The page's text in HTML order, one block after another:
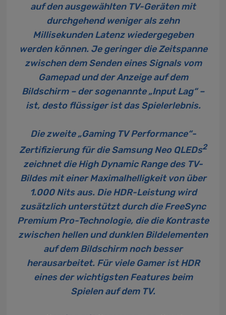
auf den ausgewählten TV-Geräten mit
durchgehend weniger als zehn
Millisekunden Latenz wiedergegeben
werden können. Je geringer die Zeit­spanne
zwischen dem Senden eines Signals vom
Gamepad und der Anzeige auf dem
Bildschirm – der sogenannte „Input Lag“ –
ist, desto flüssiger ist das Spielerlebnis.
Die zweite „Gaming TV Performance“-
Zertifizierung für die Samsung Neo QLEDs2
zeichnet die High Dynamic Range des TV-
Bildes mit einer Maximalhelligkeit von über
1.000 Nits aus. Die HDR-Leistung wird
zusätzlich unterstützt durch die FreeSync
Premium Pro-Technologie, die die Kontraste
zwischen hellen und dunklen Bildelementen
auf dem Bildschirm noch besser
herausarbeitet. Für viele Gamer ist HDR
eines der wichtigsten Features beim
Spielen auf dem TV.